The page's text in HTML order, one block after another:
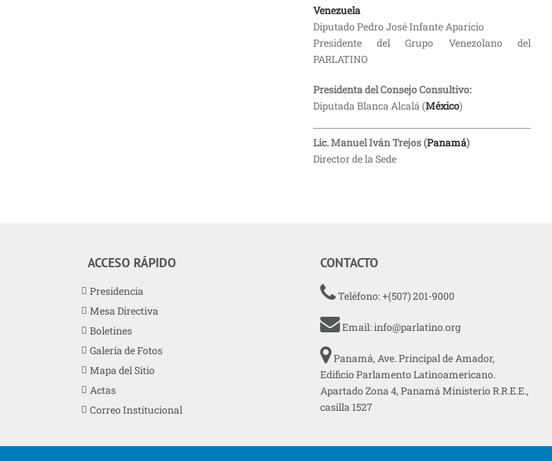
Venezuela
Diputado Pedro José Infante Aparicio
Presidente del Grupo Venezolano del
PARLATINO
Presidenta del Consejo Consultivo:
Diputada Blanca Alcalá (México)
Lic. Manuel Iván Trejos (Panamá)
Director de la Sede
ACCESO RÁPIDO
Presidencia
Mesa Directiva
Boletines
Galería de Fotos
Mapa del Sitio
Actas
Correo Institucional
CONTACTO
Teléfono: +(507) 201-9000
Email:info@parlatino.org
Panamá, Ave. Principal de Amador,
Edificio Parlamento Latinoamericano.
Apartado Zona 4, Panamá Ministerio R.R.E.E.,
casilla 1527